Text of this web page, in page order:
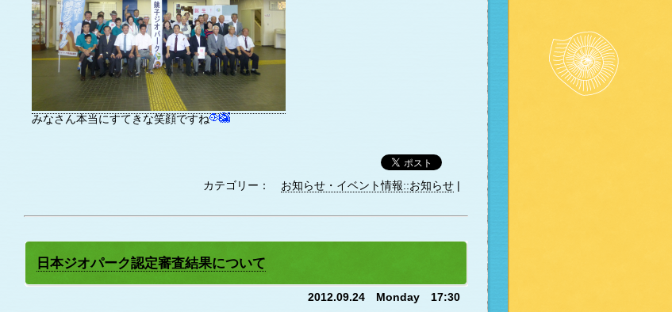
みなさん本当にすてきな笑顔ですね
カテゴリー： お知らせ・イベント情報::お知らせ |
日本ジオパーク認定審査結果について
2012.09.24 Monday 17:30